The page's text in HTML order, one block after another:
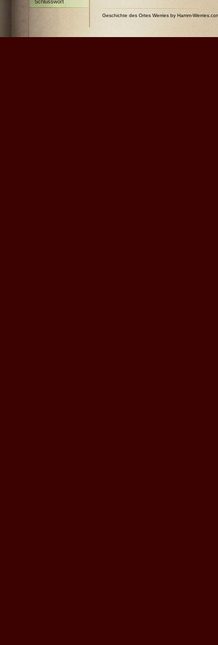
Schlusswort
Geschichte des Ortes Werries by Hamm-